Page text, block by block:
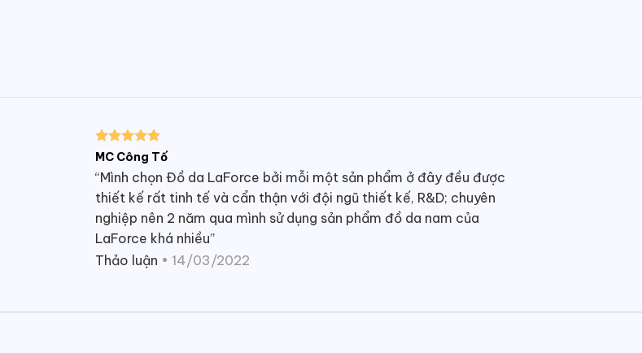
Được xếp
5
sao
MC Công Tố
“Mình chọn Đồ da LaForce bởi mỗi một sản phẩm ở đây đều được
thiết kế rất tinh tế và cẩn thận với đội ngũ thiết kế, R&D; chuyên
nghiệp nên 2 năm qua mình sử dụng sản phẩm đồ da nam của
LaForce khá nhiều”
Thảo luận • 14/03/2022